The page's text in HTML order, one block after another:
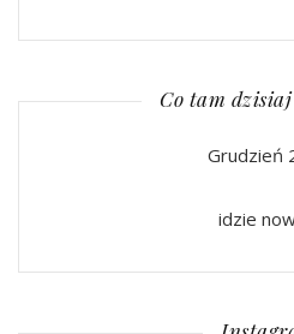
Co tam
Grudzień
idzie